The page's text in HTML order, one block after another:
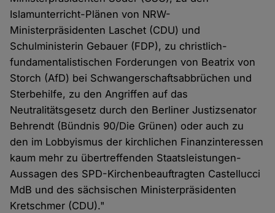
Islamunterricht-Plänen von NRW-
Ministerpräsidenten Laschet (CDU) und
Schulministerin Gebauer (FDP), zu christlich-
fundamentalistischen Forderungen von Beatrix von
Storch (AfD) bei Schwangerschaftsabbrüchen und
Sterbehilfe, zu den Angriffen auf das
Neutralitätsgesetz durch den Berliner Justizsenator
Behrendt (Bündnis 90/Die Grünen) oder auch zu
den im Lobbyismus der kirchlichen Finanzinteressen
kaum mehr zu übertreffenden Staatsleistungen-
Aussagen des SPD-Kirchenbeauftragten Castellucci
MdB und des sächsischen Ministerpräsidenten
Kretschmer (CDU)."